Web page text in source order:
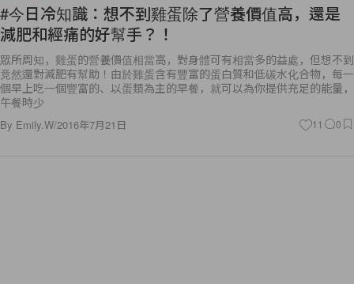
#今日冷知識：想不到雞蛋除了營養價值高，還是
減肥和經痛的好幫手？！
眾所周知，雞蛋的營養價值相當高，對身體可有相當多的益處，但想不到
竟然還對減肥有幫助！由於雞蛋含有豐富的蛋白質和低碳水化合物，每一
個早上吃一個豐富的、以蛋類為主的早餐，就可以為你提供充足的能量，
午餐時少
By Emily.W/2016年7月21日 11 0